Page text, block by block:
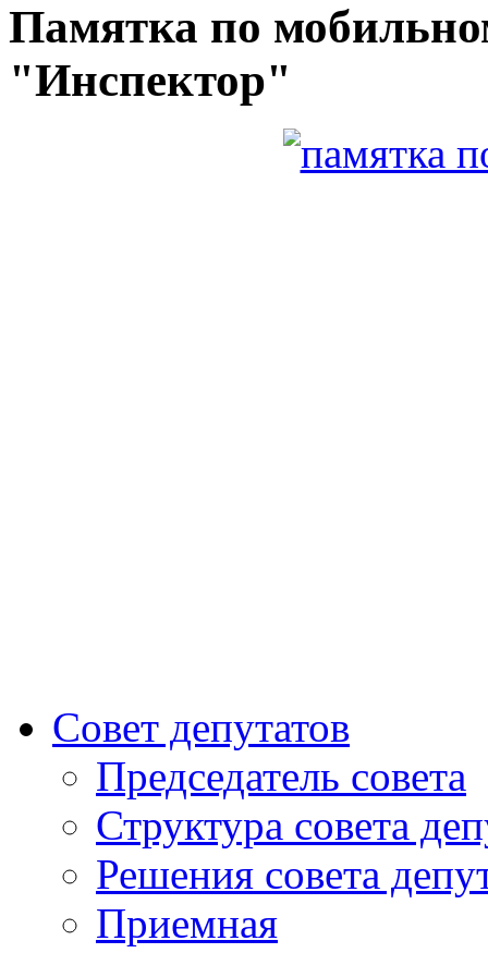
Памятка по
"Инспектор"
Совет депутатов
Председатель совета
Структура совета
Решения совета
Приемная